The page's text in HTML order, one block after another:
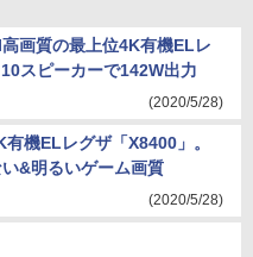
画質の最上位4K有機ELレ
スピーカーで142W出力
(2020/5/28)
機ELレグザ「X8400」。
&明るいゲーム画質
(2020/5/28)